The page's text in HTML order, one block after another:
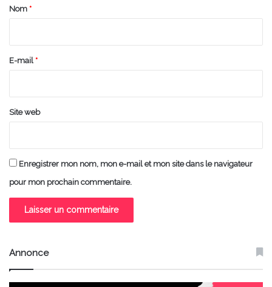
a
e
Nom *
E-mail *
Site web
Enregistrer mon nom, mon e-mail et mon site dans le navigateur
pour mon prochain commentaire.
Annonce